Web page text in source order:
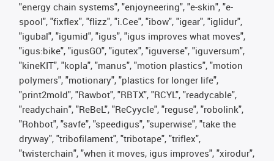
"energy chain systems", "enjoyneering", "e-skin", "e-
spool", "fixflex", "flizz", "i.Cee", "ibow", "igear", "iglidur",
"igubal", "igumid", "igus", "igus improves what moves",
"igus:bike", "igusGO", "igutex", "iguverse", "iguversum",
"kineKIT", "kopla", "manus", "motion plastics", "motion
polymers", "motionary", "plastics for longer life",
"print2mold", "Rawbot", "RBTX", "RCYL", "readycable",
"readychain", "ReBeL", "ReCyycle", "reguse", "robolink",
"Rohbot", "savfe", "speedigus", "superwise", "take the
dryway", "tribofilament", "tribotape", "triflex",
"twisterchain", "when it moves, igus improves", "xirodur",